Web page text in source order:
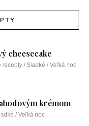
cheesecake
recepty / Sladké / Veľká noc
krémom
/ Veľká noc